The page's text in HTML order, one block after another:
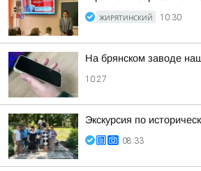
ЖИРЯТИНСКИЙ 10:30
На брянском заводе
10:27
Экскурсия по
08:33